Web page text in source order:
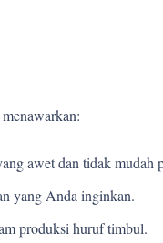
awet dan tidak mudah
yang Anda inginkan.
produksi huruf timbul.